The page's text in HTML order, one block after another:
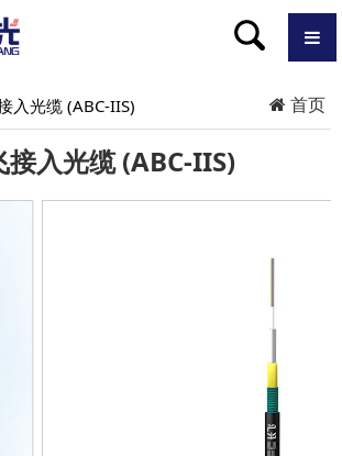
入光缆 (ABC-IIS) 首页
接入光缆 (ABC-IIS)